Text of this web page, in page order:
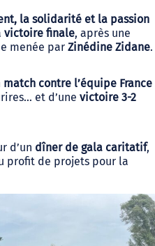
la solidarité et la passion
victoire finale, après une
menée par Zinédine Zidane.
match contre l’équipe France
et d’une victoire 3-2
d’un dîner de gala caritatif,
profit de projets pour la